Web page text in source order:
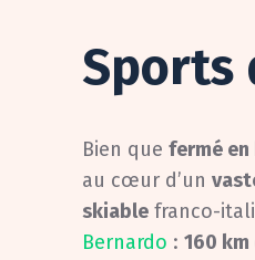
Sports
Bien que fermé en
au cœur d’un
skiable franco-
Bernardo : 160